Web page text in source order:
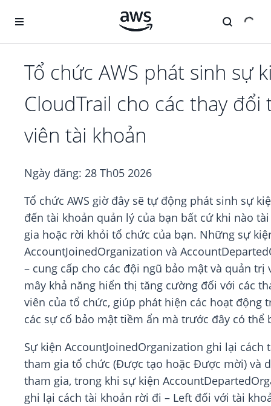
Tổ chức AWS phát sinh sự
CloudTrail cho các thay đổi
viên tài khoản
Ngày đăng: 28 Th05 2026
Tổ chức AWS giờ đây sẽ tự động phát sinh sự
đến tài khoản quản lý của bạn bất cứ khi nào
gia hoặc rời khỏi tổ chức của bạn. Những sự
AccountJoinedOrganization và
– cung cấp cho các đội ngũ bảo mật và quản trị
mây khả năng hiển thị tăng cường đối với các
viên của tổ chức, giúp phát hiện các hoạt động
các sự cố bảo mật tiềm ẩn mà trước đây có
Sự kiện AccountJoinedOrganization ghi lại cách
tham gia tổ chức (Được tạo hoặc Được mời) và
tham gia, trong khi sự kiện
ghi lại cách tài khoản rời đi – Left đối với tài